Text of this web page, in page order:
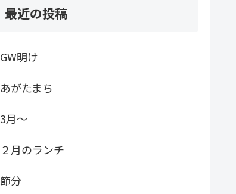
最近の投稿
GW明け
あがたまち
3月～
２月のランチ
節分